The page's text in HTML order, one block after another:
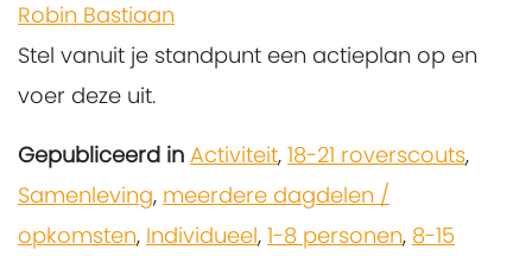
Robin Bastiaan
Stel vanuit je standpunt een actieplan op en
voer deze uit.
Gepubliceerd in Activiteit, 18-21 roverscouts,
Samenleving, meerdere dagdelen /
opkomsten, Individueel, 1-8 personen, 8-15